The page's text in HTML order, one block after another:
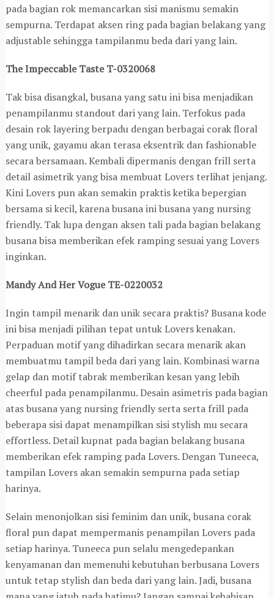
pada bagian rok memancarkan sisi manismu semakin
sempurna. Terdapat aksen ring pada bagian belakang yang
adjustable sehingga tampilanmu beda dari yang lain.
The Impeccable Taste T-0320068
Tak bisa disangkal, busana yang satu ini bisa menjadikan
penampilanmu standout dari yang lain. Terfokus pada
desain rok layering berpadu dengan berbagai corak floral
yang unik, gayamu akan terasa eksentrik dan fashionable
secara bersamaan. Kembali dipermanis dengan frill serta
detail asimetrik yang bisa membuat Lovers terlihat jenjang.
Kini Lovers pun akan semakin praktis ketika bepergian
bersama si kecil, karena busana ini busana yang nursing
friendly. Tak lupa dengan aksen tali pada bagian belakang
busana bisa memberikan efek ramping sesuai yang Lovers
inginkan.
Mandy And Her Vogue TE-0220032
Ingin tampil menarik dan unik secara praktis? Busana kode
ini bisa menjadi pilihan tepat untuk Lovers kenakan.
Perpaduan motif yang dihadirkan secara menarik akan
membuatmu tampil beda dari yang lain. Kombinasi warna
gelap dan motif tabrak memberikan kesan yang lebih
cheerful pada penampilanmu. Desain asimetris pada bagian
atas busana yang nursing friendly serta serta frill pada
beberapa sisi dapat menampilkan sisi stylish mu secara
effortless. Detail kupnat pada bagian belakang busana
memberikan efek ramping pada Lovers. Dengan Tuneeca,
tampilan Lovers akan semakin sempurna pada setiap
harinya.
Selain menonjolkan sisi feminim dan unik, busana corak
floral pun dapat mempermanis penampilan Lovers pada
setiap harinya. Tuneeca pun selalu mengedepankan
kenyamanan dan memenuhi kebutuhan berbusana Lovers
untuk tetap stylish dan beda dari yang lain. Jadi, busana